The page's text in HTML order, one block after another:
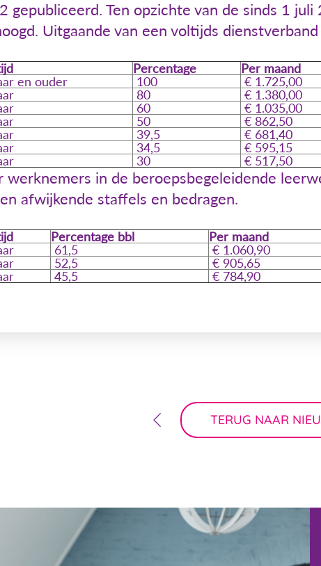
gepubliceerd. Ten opzichte van de sinds 1
Uitgaande van een voltijds
Percentage Per maand
en ouder
100 € 1.725,00
80 € 1.380,00
60 € 1.035,00
50 € 862,50
39,5 € 681,40
34,5 € 595,15
30 € 517,50
werknemers in de beroepsbegeleidende
afwijkende staffels en bedragen.
Percentage bbl Per maand
61,5 € 1.060,90
52,5 € 905,65
45,5 € 784,90
TERUG NAAR